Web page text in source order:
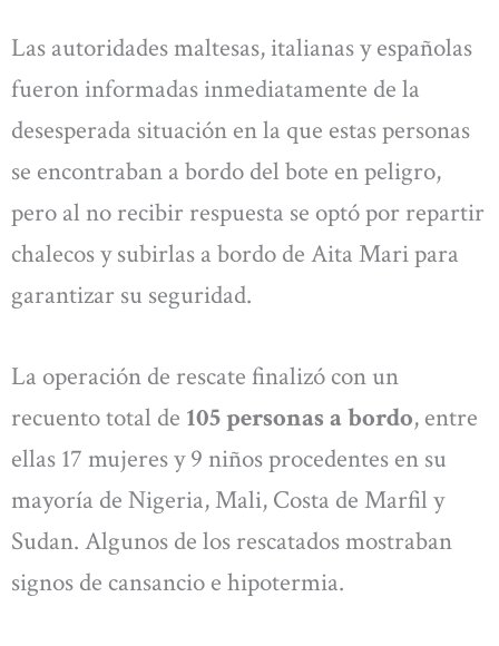
Las autoridades maltesas, italianas y españolas
fueron informadas inmediatamente de la
desesperada situación en la que estas personas
se encontraban a bordo del bote en peligro,
pero al no recibir respuesta se optó por repartir
chalecos y subirlas a bordo de Aita Mari para
garantizar su seguridad.
La operación de rescate finalizó con un
recuento total de 105 personas a bordo, entre
ellas 17 mujeres y 9 niños procedentes en su
mayoría de Nigeria, Mali, Costa de Marfil y
Sudan. Algunos de los rescatados mostraban
signos de cansancio e hipotermia.